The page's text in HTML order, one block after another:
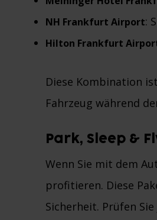
NH Frankfurt Airport:
Hilton Frankfurt
Diese Kombination
Fahrzeug während
Park, Sleep &
Wenn Sie mit dem
profitieren. Diese
Sicherheit. Prüfen